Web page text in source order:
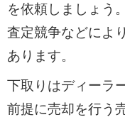
を依頼しましょう
査定競争などによ
あります。
下取りはディーラ
前提に売却を行う